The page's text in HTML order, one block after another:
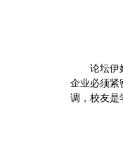
论坛伊
企业必须紧
调，校友是